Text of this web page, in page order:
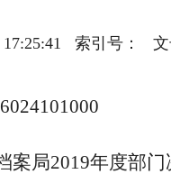
17:25:41 索引号：
案局2019年度部